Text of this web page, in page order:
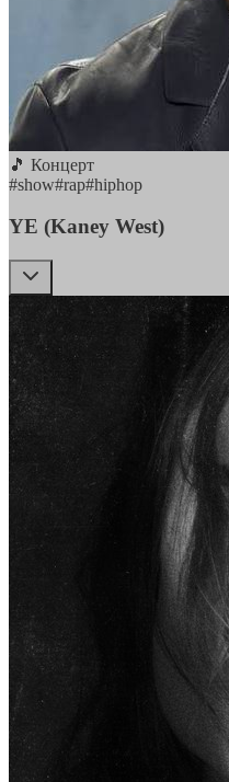
🎵 Концерт
#show#rap#hiphop
YE (Kaney West)